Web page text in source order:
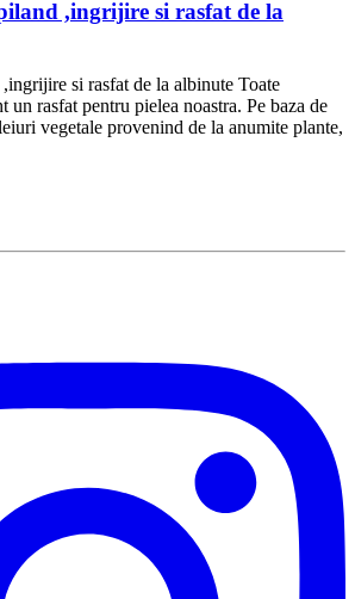
,ingrijire si rasfat de la
si rasfat de la albinute Toate
un rasfat pentru pielea noastra. Pe baza de
vegetale provenind de la anumite plante,